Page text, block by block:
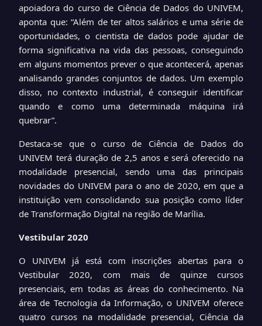
apoiadora do curso de Ciência de Dados do UNIVEM,
aponta que: “Além de ter altos salários e uma série de
oportunidades, o cientista de dados pode ajudar de
forma significativa na vida das pessoas, conseguindo
em alguns momentos prever o que acontecerá, apenas
analisando grandes conjuntos de dados. Um exemplo
disso, no contexto industrial, é conseguir identificar
quando e como uma determinada máquina irá
quebrar”.
Destaca-se que o curso de Ciência de Dados do
UNIVEM terá duração de 2,5 anos e será oferecido na
modalidade presencial, sendo uma das principais
novidades do UNIVEM para o ano de 2020, em que a
instituição vem consolidando sua posição como líder
de Transformação Digital na região de Marília.
Vestibular 2020
O UNIVEM já está com inscrições abertas para o
Vestibular 2020, com mais de quinze cursos
presenciais, em todas as áreas do conhecimento. Na
área de Tecnologia da Informação, o UNIVEM oferece
quatro cursos na modalidade presencial, Ciência da